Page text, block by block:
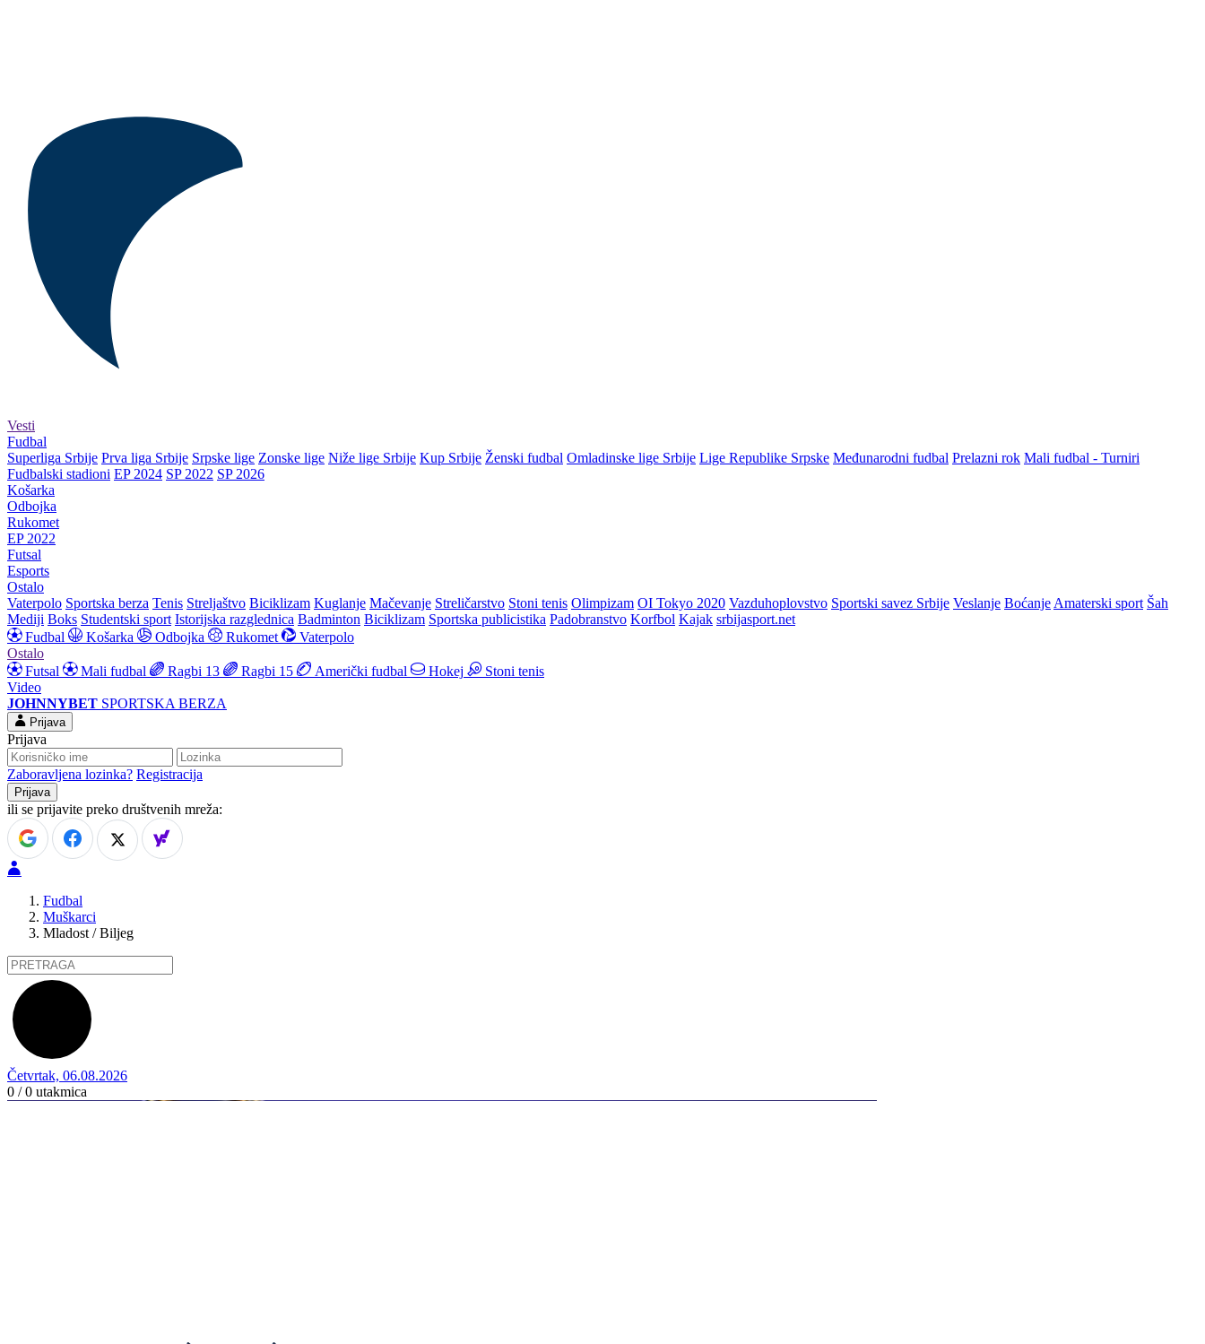
Vesti
Fudbal
Superliga Srbije Prva liga Srbije Srpske lige Zonske lige Niže lige Srbije Kup Srbije Ženski fudbal Omladinske lige Srbije Lige Republike Srpske Međunarodni fudbal Prelazni rok Mali fudbal - Turniri
Fudbalski stadioni EP 2024 SP 2022 SP 2026
Košarka
Odbojka
Rukomet
EP 2022
Futsal
Esports
Ostalo
Vaterpolo Sportska berza Tenis Streljaštvo Biciklizam Kuglanje Mačevanje Streličarstvo Stoni tenis Olimpizam OI Tokyo 2020 Vazduhoplovstvo Sportski savez Srbije Veslanje Boćanje Amaterski sport Šah
Mediji Boks Studentski sport Istorijska razglednica Badminton Biciklizam Sportska publicistika Padobranstvo Korfbol Kajak srbijasport.net
Fudbal
Košarka Odbojka Rukomet
Vaterpolo
Ostalo
Futsal
Mali fudbal Ragbi 13 Ragbi 15 Američki fudbal Hokej
Stoni tenis
Video
JOHNNYBET SPORTSKA BERZA
Prijava
Prijava
Zaboravljena lozinka? Registracija
ili se prijavite preko društvenih mreža:
Fudbal
Muškarci
Mladost / Biljeg
Četvrtak, 06.08.2026
0 / 0 utakmica